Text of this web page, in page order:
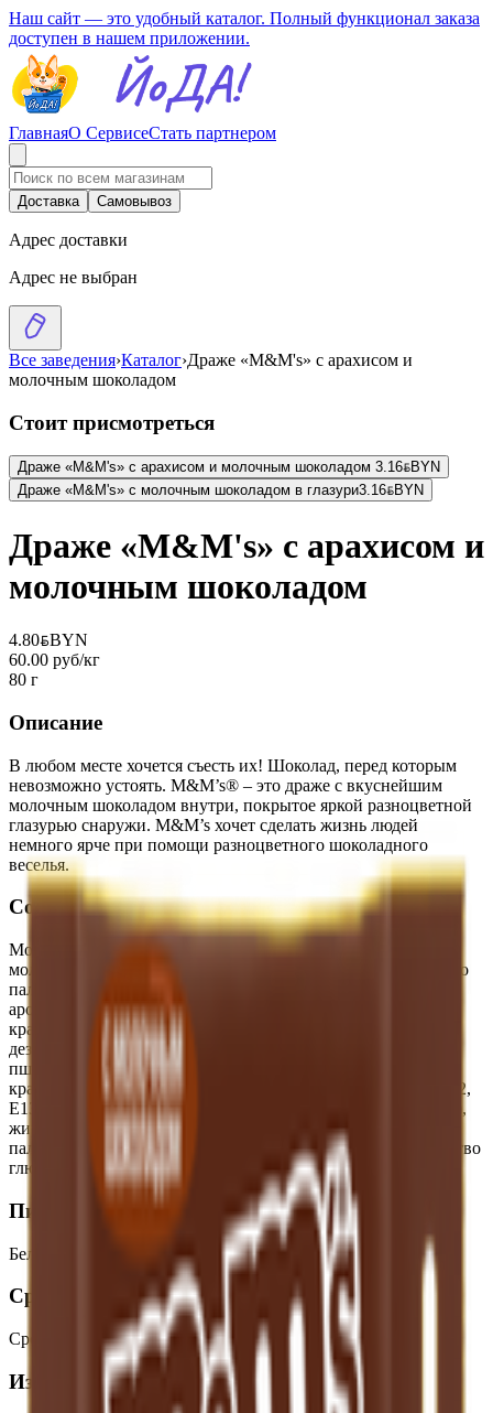
Наш сайт — это удобный каталог. Полный функционал заказа
доступен в нашем приложении.
ГлавнаяО СервисеСтать партнером
Доставка Самовывоз
Адрес доставки
Адрес не выбран
Все заведения›Каталог›Драже «M&M's» с арахисом и
молочным шоколадом
Стоит присмотреться
Драже «M&M's» с арахисом и молочным шоколадом 3.16BYNBYN
Драже «M&M's» с молочным шоколадом в глазури3.16BYNBYN
Драже «M&M's» с арахисом и
молочным шоколадом
4.80BYNBYN
60.00 руб/кг
80 г
Описание
В любом месте хочется съесть их! Шоколад, перед которым
невозможно устоять. M&M’s® – это драже с вкуснейшим
молочным шоколадом внутри, покрытое яркой разноцветной
глазурью снаружи. M&M’s хочет сделать жизнь людей
немного ярче при помощи разноцветного шоколадного
веселья.
Состав
Молочный шоколад (сахар, какао тертое, сухое цельное
молоко, лактоза, какао масло, эквивалент масла какао (масло
пальмовое, масло ши), эмульгатор (соевый лецитин),
ароматизаторы (ванилин, масляная кислота)); сахар, арахис,
крахмал кукурузный, масло пальмовое рафинированное
дезодорированное, глюкозный сироп (кукурузный,
пшеничный), загуститель (декстрин), крахмал рисовый,
красители (красный свекольный, куркумин, каротины, Е172,
Е133, карбонат кальция), глазирователь ( воск карнаубский),
жир специального назначения (масло кокосовое, масло
пальмоядровое). Может содержать незначительное количество
глютена ячменя.
Пищевая ценность на 100г
Белки Углеводы:60 Калории:504
Срок годности
Срок годности:8 месяцев
Изготовитель